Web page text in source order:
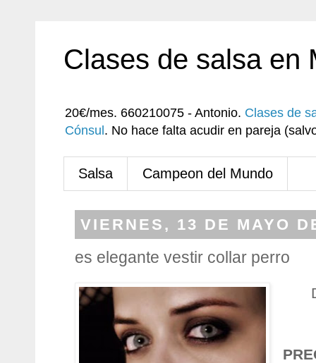
Clases de salsa en
20€/mes. 660210075 - Antonio. Clases de
Cónsul . No hace falta acudir en pareja
Salsa Campeon del Mundo
VIERNES, 13 DE MAYO
es elegante vestir collar perro